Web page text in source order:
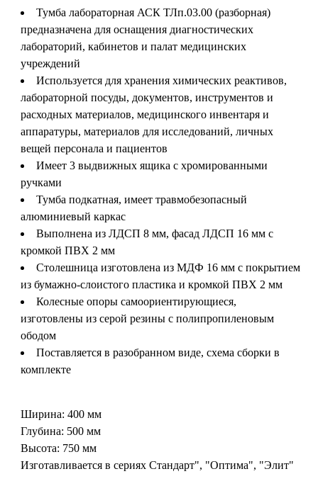
Тумба лабораторная АСК ТЛп.03.00 (разборная)
предназначена для оснащения диагностических
лабораторий, кабинетов и палат медицинских
учреждений
Используется для хранения химических реактивов,
лабораторной посуды, документов, инструментов и
расходных материалов, медицинского инвентаря и
аппаратуры, материалов для исследований, личных
вещей персонала и пациентов
Имеет 3 выдвижных ящика с хромированными
ручками
Тумба подкатная, имеет травмобезопасный
алюминиевый каркас
Выполнена из ЛДСП 8 мм, фасад ЛДСП 16 мм с
кромкой ПВХ 2 мм
Столешница изготовлена из МДФ 16 мм с покрытием
из бумажно-слоистого пластика и кромкой ПВХ 2 мм
Колесные опоры самоориентирующиеся,
изготовлены из серой резины с полипропиленовым
ободом
Поставляется в разобранном виде, схема сборки в
комплекте
Ширина: 400 мм
Глубина: 500 мм
Высота: 750 мм
Изготавливается в сериях Стандарт", "Оптима", "Элит"